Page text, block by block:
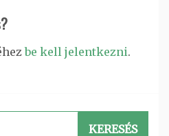
be kell jelentkezni.